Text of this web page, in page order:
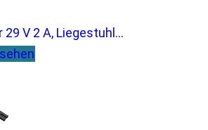
V 2 A, Liegestuhl...